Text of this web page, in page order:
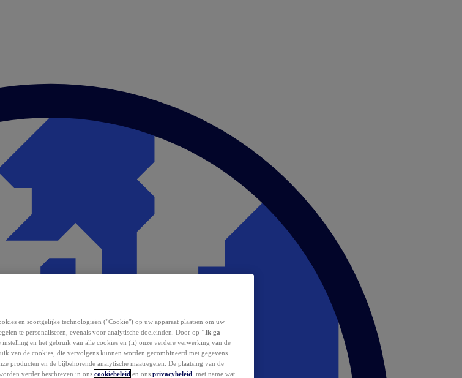
en soortgelijke technologieën ("Cookie") op uw apparaat plaatsen om uw
te personaliseren, evenals voor analytische doeleinden. Door op "Ik ga
en het gebruik van alle cookies en (ii) onze verdere verwerking van de
van de cookies, die vervolgens kunnen worden gecombineerd met gegevens
producten en de bijbehorende analytische maatregelen. De plaatsing van de
verder beschreven in ons cookiebeleid en ons privacybeleid , met name wat